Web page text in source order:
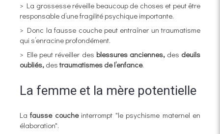
> La grossesse réveille beaucoup de choses et peut être
responsable d’une fragilité psychique importante.
> Donc la fausse couche peut entraîner un traumatisme
qui s’enracine profondément.
> Elle peut réveiller des blessures anciennes, des deuils
oubliés, destraumatismes de l’enfance.
La femme et la mère potentielle
Lafausse coucheinterrompt "le psychisme maternel en
élaboration".